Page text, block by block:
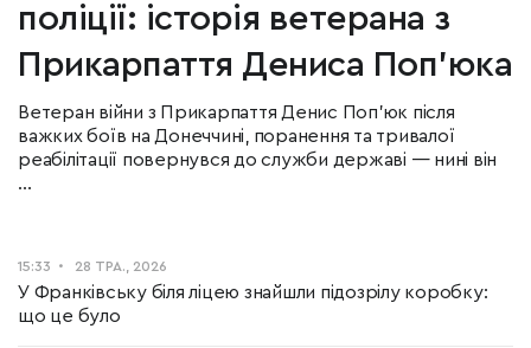
поліції: історія ветерана з
Прикарпаття Дениса Поп’юка
Ветеран війни з Прикарпаття Денис Поп’юк після
важких боїв на Донеччині, поранення та тривалої
реабілітації повернувся до служби державі — нині він
...
15:33 28 ТРА., 2026
У Франківську біля ліцею знайшли підозрілу коробку:
що це було